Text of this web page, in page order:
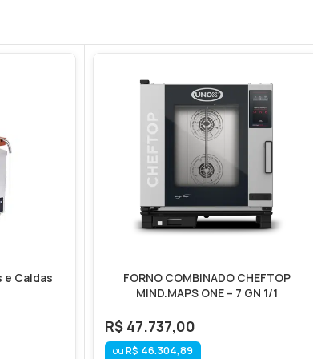
e Caldas
FORNO COMBINADO CHEFTOP
MIND.MAPS ONE – 7 GN 1/1
R$ 47.737,00
R$ 46.304,89